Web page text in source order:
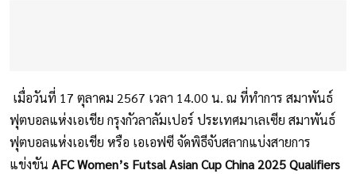
เมื่อวันที่ 17 ตุลาคม 2567 เวลา 14.00 น. ณ ที่ทำการ สมาพันธ์
ฟุตบอลแห่งเอเชีย กรุงกัวลาลัมเปอร์ ประเทศมาเลเซีย สมาพันธ์
ฟุตบอลแห่งเอเชีย หรือ เอเอฟซี จัดพิธีจับสลากแบ่งสายการ
แข่งขัน AFC Women’s Futsal Asian Cup China 2025 Qualifiers